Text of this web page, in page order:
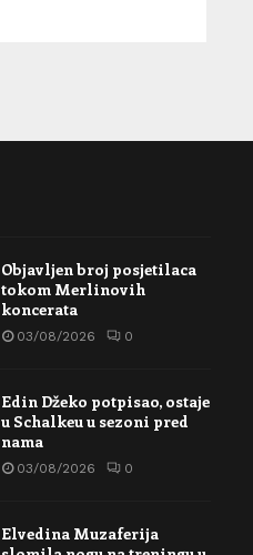
Objavljen broj posjetilaca
tokom Merlinovih
koncerata
03/08/2026 0
Edin Džeko potpisao, ostaje
u Schalkeu u sezoni pred
nama
03/08/2026 0
Elvedina Muzaferija